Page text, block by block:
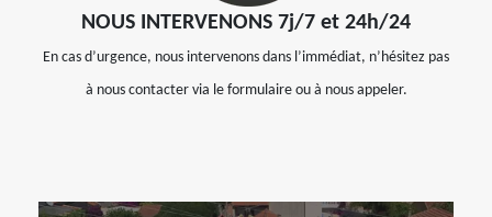
NOUS INTERVENONS 7j/7 et 24h/24
En cas d’urgence, nous intervenons dans l’immédiat, n’hésitez pas
à nous contacter via le formulaire ou à nous appeler.